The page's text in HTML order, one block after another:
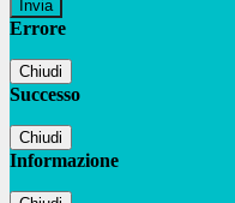
Errore
Chiudi
Successo
Chiudi
Informazione